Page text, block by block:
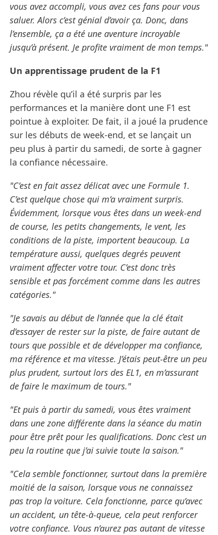
vous avez accompli, vous avez ces fans pour vous
saluer. Alors c’est génial d’avoir ça. Donc, dans
l’ensemble, ça a été une aventure incroyable
jusqu’à présent. Je profite vraiment de mon temps."
Un apprentissage prudent de la F1
Zhou révèle qu’il a été surpris par les
performances et la manière dont une F1 est
pointue à exploiter. De fait, il a joué la prudence
sur les débuts de week-end, et se lançait un
peu plus à partir du samedi, de sorte à gagner
la confiance nécessaire.
"C’est en fait assez délicat avec une Formule 1.
C’est quelque chose qui m’a vraiment surpris.
Évidemment, lorsque vous êtes dans un week-end
de course, les petits changements, le vent, les
conditions de la piste, importent beaucoup. La
température aussi, quelques degrés peuvent
vraiment affecter votre tour. C’est donc très
sensible et pas forcément comme dans les autres
catégories."
"Je savais au début de l’année que la clé était
d’essayer de rester sur la piste, de faire autant de
tours que possible et de développer ma confiance,
ma référence et ma vitesse. J’étais peut-être un peu
plus prudent, surtout lors des EL1, en m’assurant
de faire le maximum de tours."
"Et puis à partir du samedi, vous êtes vraiment
dans une zone différente dans la séance du matin
pour être prêt pour les qualifications. Donc c’est un
peu la routine que j’ai suivie toute la saison."
"Cela semble fonctionner, surtout dans la première
moitié de la saison, lorsque vous ne connaissez
pas trop la voiture. Cela fonctionne, parce qu’avec
un accident, un tête-à-queue, cela peut renforcer
votre confiance. Vous n’aurez pas autant de vitesse